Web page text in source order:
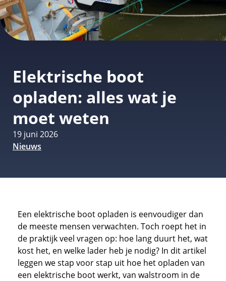
Elektrische boot
opladen: alles wat je
moet weten
19 juni 2026
Nieuws
Een elektrische boot opladen is eenvoudiger dan
de meeste mensen verwachten. Toch roept het in
de praktijk veel vragen op: hoe lang duurt het, wat
kost het, en welke lader heb je nodig? In dit artikel
leggen we stap voor stap uit hoe het opladen van
een elektrische boot werkt, van walstroom in de